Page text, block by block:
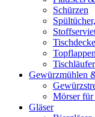
Schürzen
Tischläufer
Gewürzmühlen
Mörser
Gläser